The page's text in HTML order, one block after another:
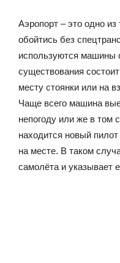
Аэропорт – это одно из
обойтись без
используются машины
существования
месту стоянки или на
Чаще всего машина
непогоду или же в том
находится новый
на месте. В таком
самолёта и указывает